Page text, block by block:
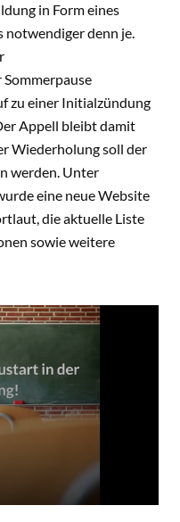
in Form eines
notwendiger denn je.
zu einer Initialzündung
Appell bleibt damit
Wiederholung soll der
werden. Unter
eine neue Website
die aktuelle Liste
sowie weitere